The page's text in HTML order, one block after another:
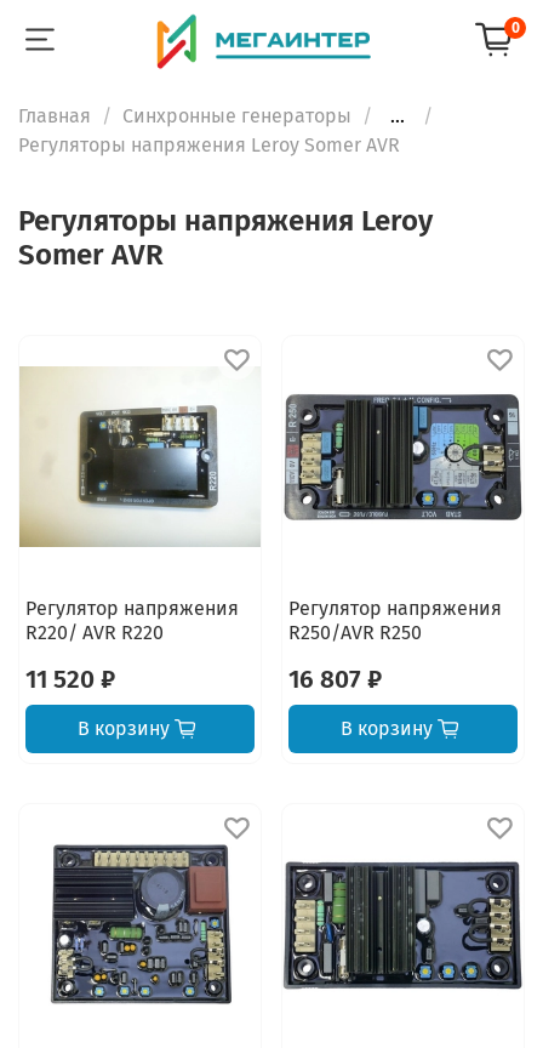
0
Главная Синхронные генераторы
...
Регуляторы напряжения Leroy Somer AVR
Регуляторы напряжения Leroy
Somer AVR
Регулятор напряжения
R220/ AVR R220
11 520 ₽
В корзину
Регулятор напряжения
R250/AVR R250
16 807 ₽
В корзину